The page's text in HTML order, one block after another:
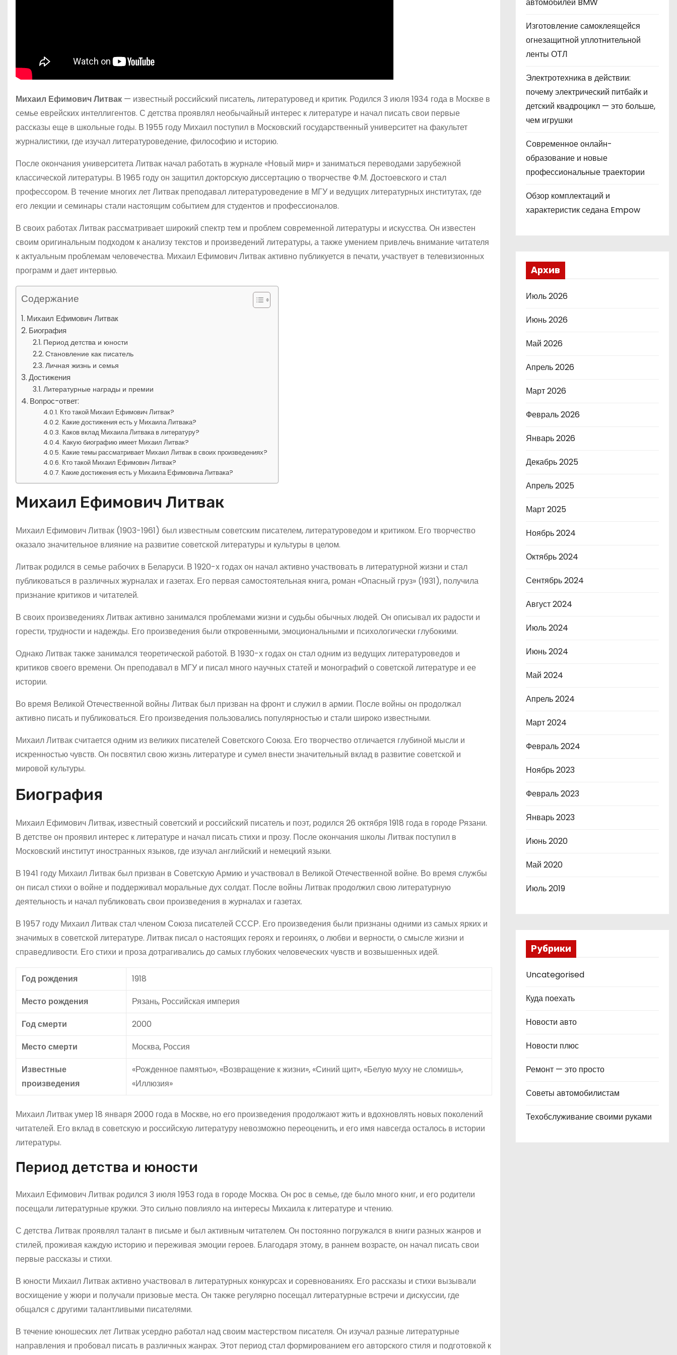
Михаил Ефимович Литвак — известный российский писатель, литературовед и критик. Родился 3 июля 1934 года в Москве в
семье еврейских интеллигентов. С детства проявлял необычайный интерес к литературе и начал писать свои первые
рассказы еще в школьные годы. В 1955 году Михаил поступил в Московский государственный университет на факультет
журналистики, где изучал литературоведение, философию и историю.
После окончания университета Литвак начал работать в журнале «Новый мир» и заниматься переводами зарубежной
классической литературы. В 1965 году он защитил докторскую диссертацию о творчестве Ф.М. Достоевского и стал
профессором. В течение многих лет Литвак преподавал литературоведение в МГУ и ведущих литературных институтах, где
его лекции и семинары стали настоящим событием для студентов и профессионалов.
В своих работах Литвак рассматривает широкий спектр тем и проблем современной литературы и искусства. Он известен
своим оригинальным подходом к анализу текстов и произведений литературы, а также умением привлечь внимание читателя
к актуальным проблемам человечества. Михаил Ефимович Литвак активно публикуется в печати, участвует в телевизионных
программ и дает интервью.
Содержание
Михаил Ефимович Литвак
Биография
Период детства и юности
Становление как писатель
Личная жизнь и семья
Достижения
Литературные награды и премии
Вопрос-ответ:
Кто такой Михаил Ефимович Литвак?
Какие достижения есть у Михаила Литвака?
Каков вклад Михаила Литвака в литературу?
Какую биографию имеет Михаил Литвак?
Какие темы рассматривает Михаил Литвак в своих произведениях?
Кто такой Михаил Ефимович Литвак?
Какие достижения есть у Михаила Ефимовича Литвака?
Михаил Ефимович Литвак
Михаил Ефимович Литвак (1903-1961) был известным советским писателем, литературоведом и критиком. Его творчество
оказало значительное влияние на развитие советской литературы и культуры в целом.
Литвак родился в семье рабочих в Беларуси. В 1920-х годах он начал активно участвовать в литературной жизни и стал
публиковаться в различных журналах и газетах. Его первая самостоятельная книга, роман «Опасный груз» (1931), получила
признание критиков и читателей.
В своих произведениях Литвак активно занимался проблемами жизни и судьбы обычных людей. Он описывал их радости и
горести, трудности и надежды. Его произведения были откровенными, эмоциональными и психологически глубокими.
Однако Литвак также занимался теоретической работой. В 1930-х годах он стал одним из ведущих литературоведов и
критиков своего времени. Он преподавал в МГУ и писал много научных статей и монографий о советской литературе и ее
истории.
Во время Великой Отечественной войны Литвак был призван на фронт и служил в армии. После войны он продолжал
активно писать и публиковаться. Его произведения пользовались популярностью и стали широко известными.
Михаил Литвак считается одним из великих писателей Советского Союза. Его творчество отличается глубиной мысли и
искренностью чувств. Он посвятил свою жизнь литературе и сумел внести значительный вклад в развитие советской и
мировой культуры.
Биография
Михаил Ефимович Литвак, известный советский и российский писатель и поэт, родился 26 октября 1918 года в городе Рязани.
В детстве он проявил интерес к литературе и начал писать стихи и прозу. После окончания школы Литвак поступил в
Московский институт иностранных языков, где изучал английский и немецкий языки.
В 1941 году Михаил Литвак был призван в Советскую Армию и участвовал в Великой Отечественной войне. Во время службы
он писал стихи о войне и поддерживал моральные дух солдат. После войны Литвак продолжил свою литературную
деятельность и начал публиковать свои произведения в журналах и газетах.
В 1957 году Михаил Литвак стал членом Союза писателей СССР. Его произведения были признаны одними из самых ярких и
значимых в советской литературе. Литвак писал о настоящих героях и героинях, о любви и верности, о смысле жизни и
справедливости. Его стихи и проза дотрагивались до самых глубоких человеческих чувств и возвышенных идей.
Год рождения
1918
Место рождения
Рязань, Российская империя
Год смерти
2000
Место смерти
Москва, Россия
Известные
произведения
«Рожденное памятью», «Возвращение к жизни», «Синий щит», «Белую муху не сломишь»,
«Иллюзия»
Михаил Литвак умер 18 января 2000 года в Москве, но его произведения продолжают жить и вдохновлять новых поколений
читателей. Его вклад в советскую и российскую литературу невозможно переоценить, и его имя навсегда осталось в истории
литературы.
Период детства и юности
Михаил Ефимович Литвак родился 3 июля 1953 года в городе Москва. Он рос в семье, где было много книг, и его родители
посещали литературные кружки. Это сильно повлияло на интересы Михаила к литературе и чтению.
С детства Литвак проявлял талант в письме и был активным читателем. Он постоянно погружался в книги разных жанров и
стилей, проживая каждую историю и переживая эмоции героев. Благодаря этому, в раннем возрасте, он начал писать свои
первые рассказы и стихи.
В юности Михаил Литвак активно участвовал в литературных конкурсах и соревнованиях. Его рассказы и стихи вызывали
восхищение у жюри и получали призовые места. Он также регулярно посещал литературные встречи и дискуссии, где
общался с другими талантливыми писателями.
В течение юношеских лет Литвак усердно работал над своим мастерством писателя. Он изучал разные литературные
направления и пробовал писать в различных жанрах. Этот период стал формированием его авторского стиля и подготовкой к
Изготовление самоклеящейся
огнезащитной уплотнительной
ленты ОТЛ
Электротехника в действии:
почему электрический питбайк и
детский квадроцикл — это больше,
чем игрушки
Современное онлайн-
образование и новые
профессиональные траектории
Обзор комплектаций и
характеристик седана Empow
Архив
Июль 2026
Июнь 2026
Май 2026
Апрель 2026
Март 2026
Февраль 2026
Январь 2026
Декабрь 2025
Апрель 2025
Март 2025
Ноябрь 2024
Октябрь 2024
Сентябрь 2024
Август 2024
Июль 2024
Июнь 2024
Май 2024
Апрель 2024
Март 2024
Февраль 2024
Ноябрь 2023
Февраль 2023
Январь 2023
Июнь 2020
Май 2020
Июль 2019
Рубрики
Uncategorised
Куда поехать
Новости авто
Новости плюс
Ремонт — это просто
Советы автомобилистам
Техобслуживание своими руками